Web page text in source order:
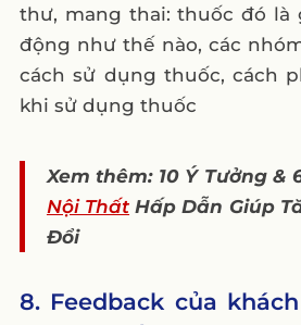
thư, mang thai: thuốc đó là
động như thế nào, các
cách sử dụng thuốc, cách
khi sử dụng thuốc
Xem thêm: 10 Ý Tưởng &
Nội Thất Hấp Dẫn Giúp
Đổi
8. Feedback của